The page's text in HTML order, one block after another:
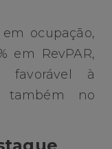
em ocupação,
em RevPAR,
favorável à
também no